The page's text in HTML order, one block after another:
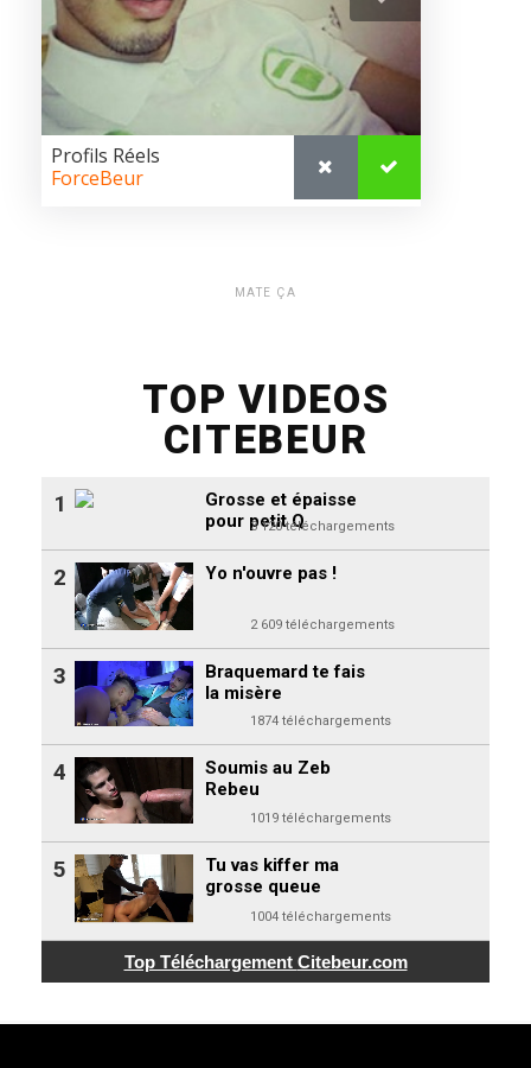
MATE ÇA
TOP VIDEOS
CITEBEUR
Grosse et épaisse
pour petit Q
3 120 téléchargements
1
Yo n'ouvre pas !
2 609 téléchargements
2
Braquemard te fais
la misère
1874 téléchargements
3
Soumis au Zeb
Rebeu
1019 téléchargements
4
Tu vas kiffer ma
grosse queue
1004 téléchargements
5
Top Téléchargement Citebeur.com